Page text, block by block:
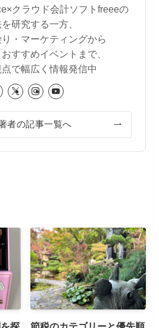
クラウド会計ソフトfreeeの
研究する一方、
・マーケティングから
すすめイベントまで、
で幅広く情報発信中
者の記事一覧へ